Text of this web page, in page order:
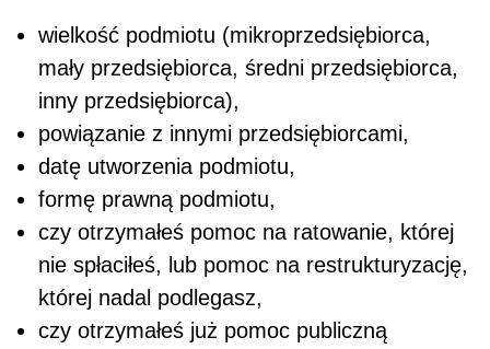
wielkość podmiotu (mikroprzedsiębiorca,
mały przedsiębiorca, średni przedsiębiorca,
inny przedsiębiorca),
powiązanie z innymi przedsiębiorcami,
datę utworzenia podmiotu,
formę prawną podmiotu,
czy otrzymałeś pomoc na ratowanie, której
nie spłaciłeś, lub pomoc na restrukturyzację,
której nadal podlegasz,
czy otrzymałeś już pomoc publiczną